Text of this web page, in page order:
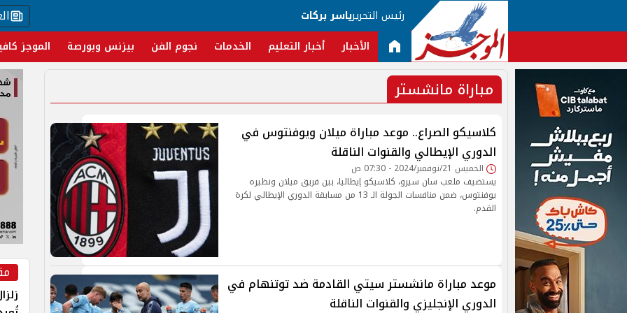
رئيس التحريرياسر بركات
الأخبار أخبار التعليم الخدمات نجوم الفن بيزنس وبورصة الموجز
مباراة مانشستر
كلاسيكو الصراع.. موعد مباراة ميلان ويوفنتوس في
الدوري الإيطالي والقنوات الناقلة
الخميس 21/نوفمبر/2024 - 07:30 ص
يستضيف ملعب سان سيرو، كلاسيكو إيطاليا، بين فريق ميلان ونظيره
يوفنتوس، ضمن منافسات الجولة الـ 13 من مسابقة الدوري الإيطالي لكرة
القدم.
موعد مباراة مانشستر سيتي القادمة ضد توتنهام في
الدوري الإنجليزي والقنوات الناقلة